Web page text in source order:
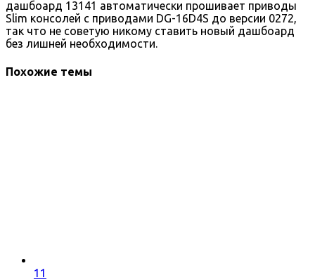
дашбоард 13141 автоматически прошивает приводы
Slim консолей с приводами DG-16D4S до версии 0272,
так что не советую никому ставить новый дашбоард
без лишней необходимости.
Похожие темы
11